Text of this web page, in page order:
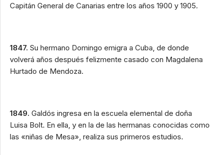
Capitán General de Canarias entre los años 1900 y 1905.
1847. Su hermano Domingo emigra a Cuba, de donde
volverá años después felizmente casado con Magdalena
Hurtado de Mendoza.
1849. Galdós ingresa en la escuela elemental de doña
Luisa Bolt. En ella, y en la de las hermanas conocidas como
las «niñas de Mesa», realiza sus primeros estudios.